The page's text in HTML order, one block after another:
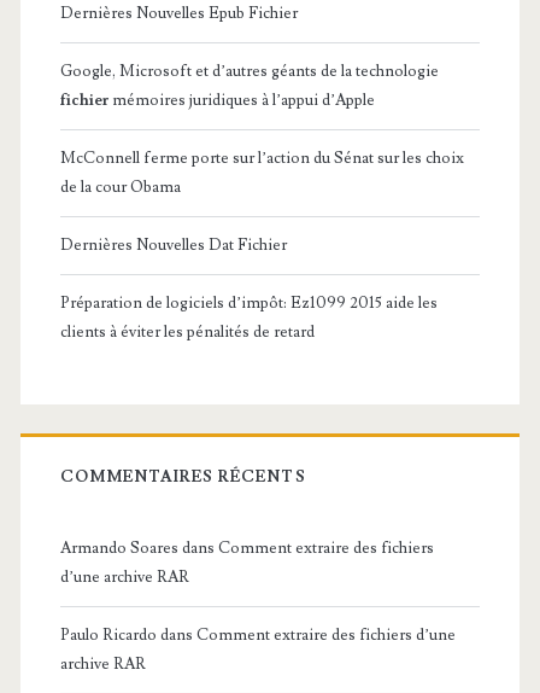
Dernières Nouvelles Epub Fichier
Google, Microsoft et d’autres géants de la technologie
fichier mémoires juridiques à l’appui d’Apple
McConnell ferme porte sur l’action du Sénat sur les choix
de la cour Obama
Dernières Nouvelles Dat Fichier
Préparation de logiciels d’impôt: Ez1099 2015 aide les
clients à éviter les pénalités de retard
COMMENTAIRES RÉCENTS
Armando Soares dans Comment extraire des fichiers
d’une archive RAR
Paulo Ricardo dans Comment extraire des fichiers d’une
archive RAR